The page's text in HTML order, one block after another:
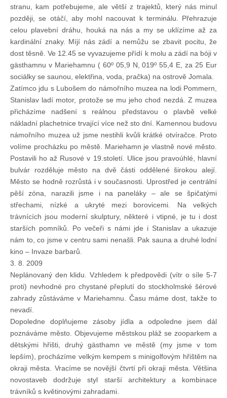
stranu, kam potřebujeme, ale větší z trajektů, který nás minul
později, se otáčí, aby mohl nacouvat k terminálu. Přehrazuje
celou plavební dráhu, houká na nás a my se uklízíme až za
kardinální znaky. Míjí nás zádí a nemůžu se zbavit pocitu, že
dost těsně. Ve 12.45 se vyvazujeme přídí k molu a zádí na bóji v
gästhamnu v Mariehamnu ( 60º 05,9 N, 019º 55,4 E, za 25 Eur
sociálky se saunou, elektřina, voda, pračka) na ostrově Jomala.
Zatímco jdu s Lubošem do námořního muzea na lodi Pommern,
Stanislav ladí motor, protože se mu jeho chod nezdá. Z muzea
přicházíme nadšení s reálnou představou o plavbě velké
nákladní plachetnice trvající více než sto dní. Kamennou budovu
námořního muzea už jsme nestihli kvůli krátké otvíračce. Proto
volíme procházku po městě. Mariehamn je vlastně nové město.
Postavili ho až Rusové v 19.století. Ulice jsou pravoúhlé, hlavní
bulvár rozděluje město na dvě části oddělené širokou alejí.
Město se hodně rozrůstá i v současnosti. Uprostřed je centrální
pěší zóna, narazili jsme i na paneláky – ale se špičatými
střechami, nízké a ukryté mezi borovicemi. Na velkých
trávnících jsou moderní skulptury, některé i vtipné, je tu i dost
starších pomníků. Po večeři s námi jde i Stanislav a ukazuje
nám to, co jsme v centru sami nenašli. Pak sauna a druhé lodní
kino – Invaze barbarů.
3. 8. 2009
Neplánovaný den klidu. Vzhledem k předpovědi (vítr o síle 5-7
proti) nevhodné pro chystané přeplutí do stockholmské šérové
zahrady zůstáváme v Mariehamnu. Času máme dost, takže to
nevadí.
Dopoledne doplňujeme zásoby jídla a odpoledne jsem dál
poznáváme město. Objevujeme městskou pláž se zooparkem a
dětskými hřišti, druhý gästhamn ve městě (my jsme v tom
lepším), procházíme velkým kempem s minigolfovým hřištěm na
okraji města. Vracíme se novější čtvrtí při okraji města. Většina
novostaveb dodržuje styl starší architektury a kombinace
trávníků s květinovými zahradami.